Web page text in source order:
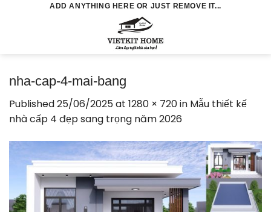
ADD ANYTHING HERE OR JUST REMOVE IT...
nha-cap-4-mai-bang
Published25/06/2025at 1280 × 720in Mẫu thiết kế
nhà cấp 4 đẹp sang trọng năm 2026